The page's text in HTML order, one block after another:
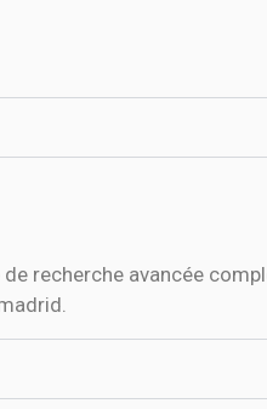
recherche avancée